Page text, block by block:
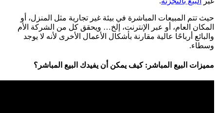
حيث تتم المبيعات المباشرة في بيئة غير تجارية مثل المنزل، أو
المكان العام، أو عبر الإنترنت، إلخ… ويحقق كل من الشركة الأم
والبائع أرباحًا عالية مقارنة بأشكال الأعمال الأخرى لأنه لا يوجد
وسطاء.
مميزات البيع المباشر: كيف يمكن أن يفيدك البيع المباشر؟